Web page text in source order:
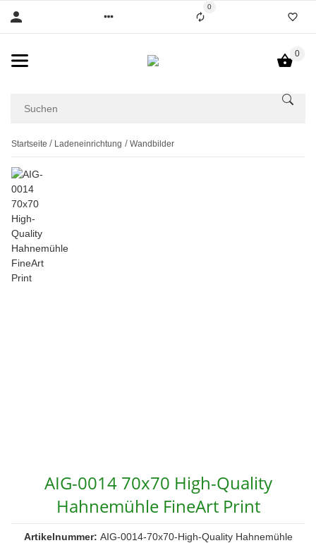
0
0
Startseite Ladeneinrichtung Wandbilder
AIG-0014 70x70 High-Quality
Hahnemühle FineArt Print
Artikelnummer: AIG-0014-70x70-High-Quality Hahnemühle